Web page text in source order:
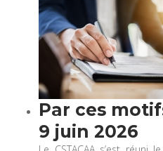
Par ces
9 juin 2026